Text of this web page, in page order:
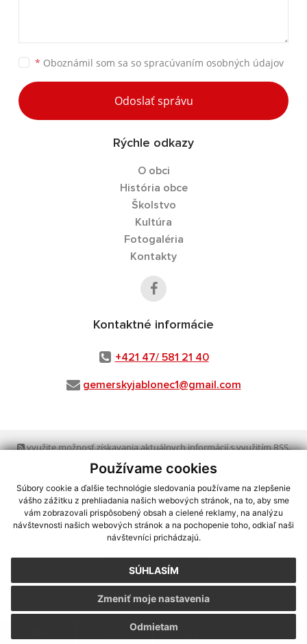
Používame cookies
Súbory cookie a ďalšie technológie sledovania používame na zlepšenie
vášho zážitku z prehliadania našich webových stránok, na to, aby sme
vám zobrazovali prispôsobený obsah a cielené reklamy, na analýzu
návštevnosti našich webových stránok a na pochopenie toho, odkiaľ naši
návštevníci prichádzajú.
SÚHLASÍM
Odmietam
Zmeniť moje nastavenia
* Oboznámil som sa so spracúvaním osobných údajov
Odoslať správu
Rýchle odkazy
O obci
História obce
Školstvo
Kultúra
Fotogaléria
Kontakty
Kontaktné informácie
+421 47/ 581 21 40
gemerskyjablonec1@gmail.com
využite možnosť získavania aktuálnych informácií s využitím RSS,
CMS systém (redakčný) systém ECHELON 2, Mapa stránok
webex.digital, s.r.o.,domény,registrácia domény
spoločnosť webex.digital, s.r.o.,technický prevádzkovateľ
Posledná aktualizácia:03.08.2026
Vytlačiť stránku|Vyhlásenie o prístupnosti
webdesign